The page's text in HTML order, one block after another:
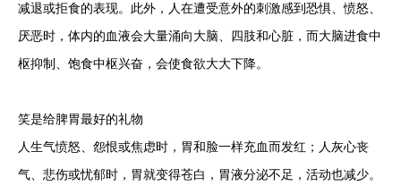
减退或拒食的表现。此外，人在遭受意外的刺激感到恐惧、愤怒、
厌恶时，体内的血液会大量涌向大脑、四肢和心脏，而大脑进食中
枢抑制、饱食中枢兴奋，会使食欲大大下降。
笑是给脾胃最好的礼物
人生气愤怒、怨恨或焦虑时，胃和脸一样充血而发红；人灰心丧
气、悲伤或忧郁时，胃就变得苍白，胃液分泌不足，活动也减少。